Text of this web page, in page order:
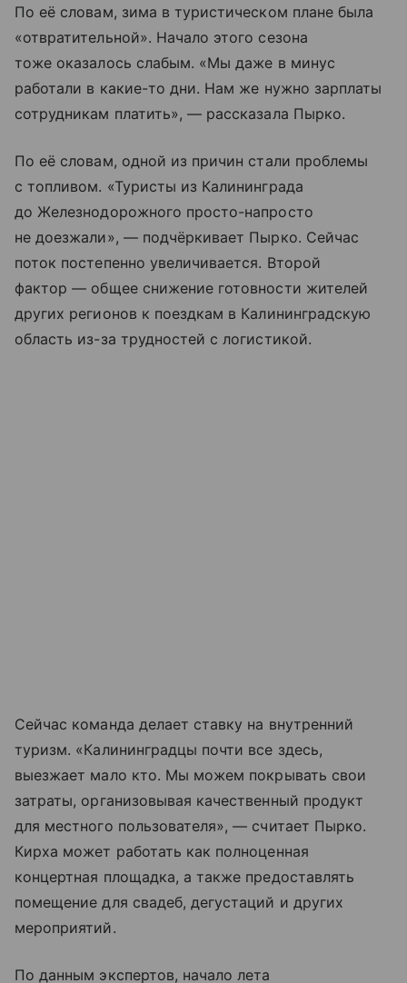
По её словам, зима в туристическом плане была
«отвратительной». Начало этого сезона
тоже оказалось слабым. «Мы даже в минус
работали в какие-то дни. Нам же нужно зарплаты
сотрудникам платить», — рассказала Пырко.
По её словам, одной из причин стали проблемы
с топливом. «Туристы из Калининграда
до Железнодорожного просто-напросто
не доезжали», — подчёркивает Пырко. Сейчас
поток постепенно увеличивается. Второй
фактор — общее снижение готовности жителей
других регионов к поездкам в Калининградскую
область из-за трудностей с логистикой.
Сейчас команда делает ставку на внутренний
туризм. «Калининградцы почти все здесь,
выезжает мало кто. Мы можем покрывать свои
затраты, организовывая качественный продукт
для местного пользователя», — считает Пырко.
Кирха может работать как полноценная
концертная площадка, а также предоставлять
помещение для свадеб, дегустаций и других
мероприятий.
По данным экспертов, начало лета